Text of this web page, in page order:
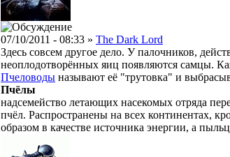
07/10/2011 - 08:33 » The Dark Lord
Здесь совсем другое дело. У палочников,
неоплодотворённых яиц появляются самцы.
Пчеловоды называют её "трутовка" и
Пчёлы
надсемейство летающих насекомых отряда
пчёл. Распространены на всех континентах,
образом в качестве источника энергии, а